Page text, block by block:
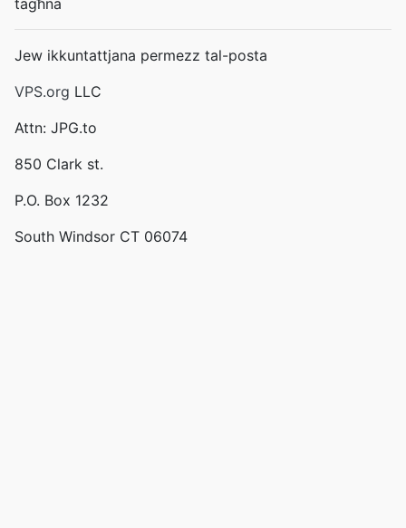
tagħna
Jew ikkuntattjana permezz tal-posta
VPS.org LLC
Attn: JPG.to
850 Clark st.
P.O. Box 1232
South Windsor CT 06074